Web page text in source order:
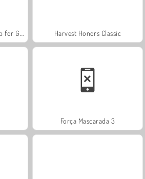
Harvest Honors Classic
Força Mascarada 3